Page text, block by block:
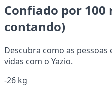
Confiado por 100
contando)
Descubra como as
vidas com o Yazio.
-26 kg